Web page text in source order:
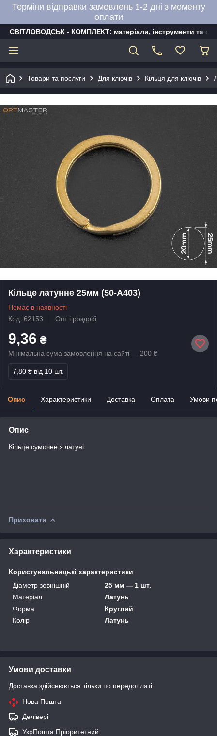
Терміни відправки замовлень 1-2 дні з моменту
оплати
СВІТЛОВОДСЬК - КОМПЛЕКТ: матеріали, інструменти та
Товари та послуги Для ключів Кільця для ключів
Кільце латунне 25мм (50-А403)
Немає в наявності
Код: 62153
Опт і роздріб
9,36 ₴
Мінімальна сума замовлення на сайті — 200 ₴
7,80 ₴ від 10 шт.
Опис Характеристики Доставка Оплата Умови
Опис
Кільце сумочне з латуні.
Приховати
Характеристики
Користувальницькі характеристики
Діаметр зовнішній
25 мм — 1 шт.
Матеріал
Латунь
Форма
Круглий
Колір
Латунь
Умови доставки
Доставка здійснюється тільки по передоплаті.
Нова Пошта
Делівері
УкрПошта Пріоритетний